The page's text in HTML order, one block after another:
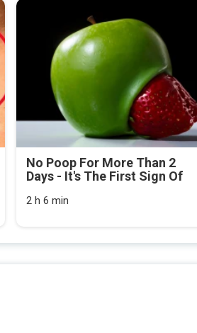
No Poop For More Than 2
Days - It's The First Sign Of
2 h 6 min